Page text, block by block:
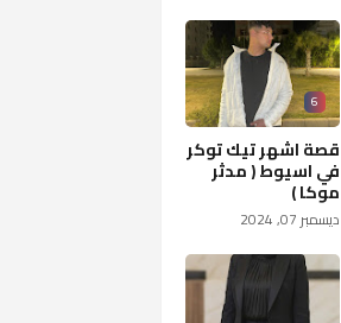
6
قصة اشهر تيك توكر
في اسيوط ( مدثر
موكا )
ديسمبر 07, 2024